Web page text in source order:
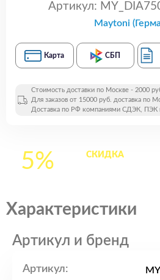
Артикул:
Maytoni
Карта СБП
Стоимость доставки по Москве - 2000
Для заказов от 15000 руб. доставка по
Доставка по РФ компаниями СДЭК, ПЭК
5% СКИДКАна все
Характеристики
Артикул и бренд
Артикул: